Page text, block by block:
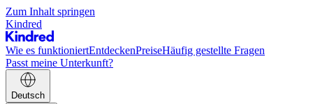
Zum Inhalt springen
Kindred
Wie es funktioniertEntdeckenPreiseHäufig gestellte Fragen
Passt meine Unterkunft?
Deutsch